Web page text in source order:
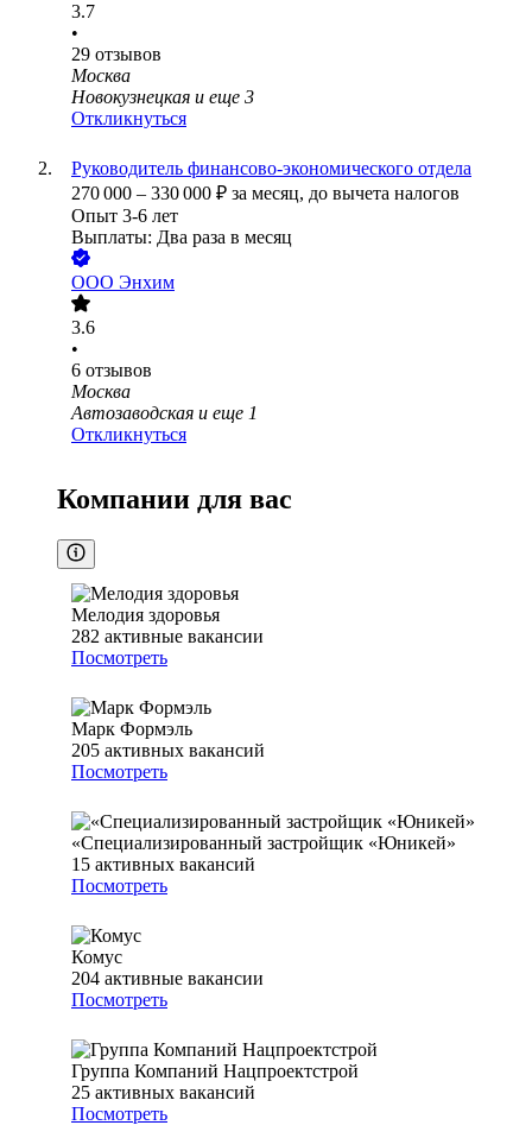
3.7
•
29 отзывов
Москва
Новокузнецкая и еще 3
Откликнуться
Руководитель финансово-экономического отдела
270 000 – 330 000 ₽ за месяц, до вычета налогов
Опыт 3-6 лет
Выплаты: Два раза в месяц
ООО Энхим
3.6
•
6 отзывов
Москва
Автозаводская и еще 1
Откликнуться
Компании для вас
Мелодия здоровья
282 активные вакансии
Посмотреть
Марк Формэль
205 активных вакансий
Посмотреть
«Специализированный застройщик «Юникей»
15 активных вакансий
Посмотреть
Комус
204 активные вакансии
Посмотреть
Группа Компаний Нацпроектстрой
25 активных вакансий
Посмотреть